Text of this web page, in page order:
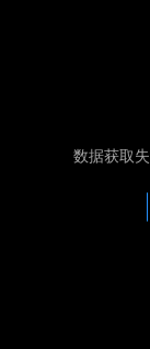
数据获取